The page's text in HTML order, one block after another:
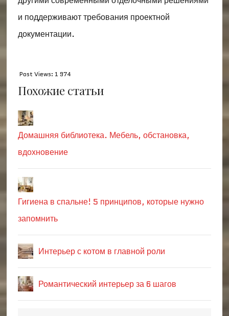
и поддерживают требования проектной
документации.
Post Views: 1 974
Похожие статьи
Домашняя библиотека. Мебель, обстановка,
вдохновение
Гигиена в спальне! 5 принципов, которые нужно
запомнить
Интерьер с котом в главной роли
Романтический интерьер за 6 шагов